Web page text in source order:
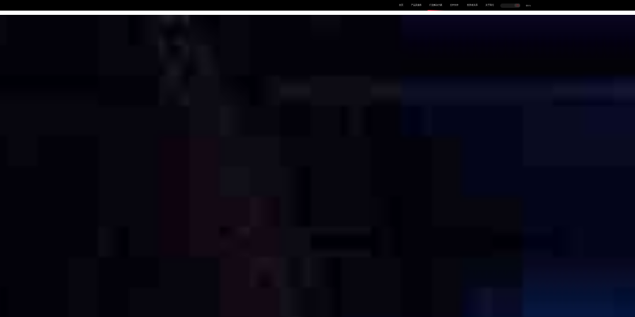
首页 产品及服务 行业解决方案 合作伙伴 投资者关系 关于我们 中EN